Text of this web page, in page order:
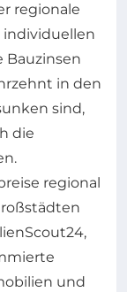
regionale
individuellen
Bauzinsen
in den
sind,
die
regional
und